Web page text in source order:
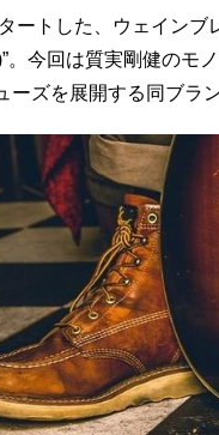
ートした、ウェインブ
。今回は質実剛健のモ
ーズを展開する同ブラ